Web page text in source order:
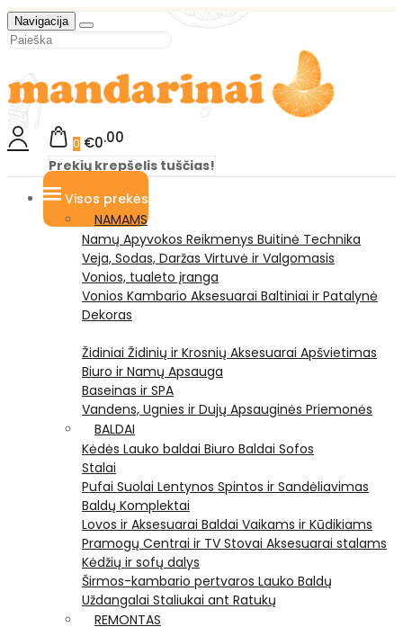
Navigacija
0 €0 00
Prekių krepšelis tuščias!
Visos prekės
NAMAMS
Namų Apyvokos Reikmenys Buitinė Technika
Veja, Sodas, Daržas Virtuvė ir Valgomasis
Vonios, tualeto įranga
Vonios Kambario Aksesuarai Baltiniai ir Patalynė
Dekoras
Židiniai Židinių ir Krosnių Aksesuarai Apšvietimas
Biuro ir Namų Apsauga
Baseinas ir SPA
Vandens, Ugnies ir Dujų Apsauginės Priemonės
BALDAI
Kėdės Lauko baldai Biuro Baldai Sofos
Stalai
Pufai Suolai Lentynos Spintos ir Sandėliavimas
Baldų Komplektai
Lovos ir Aksesuarai Baldai Vaikams ir Kūdikiams
Pramogų Centrai ir TV Stovai Aksesuarai stalams
Kėdžių ir sofų dalys
Širmos-kambario pertvaros Lauko Baldų
Uždangalai Staliukai ant Ratukų
REMONTAS